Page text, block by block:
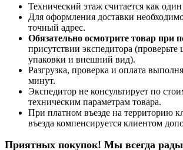
Технический этаж считается как
Для оформления доставки
точный адрес.
Обязательно осмотрите товар при
присутствии экспедитора (проверьте
упаковки и внешний вид).
Разгрузка, проверка и оплата
минут.
Экспедитор не консультирует по
техническим параметрам товара.
При платном въезде на территорию
въезда компенсируется клиентом
Приятных покупок! Мы всегда